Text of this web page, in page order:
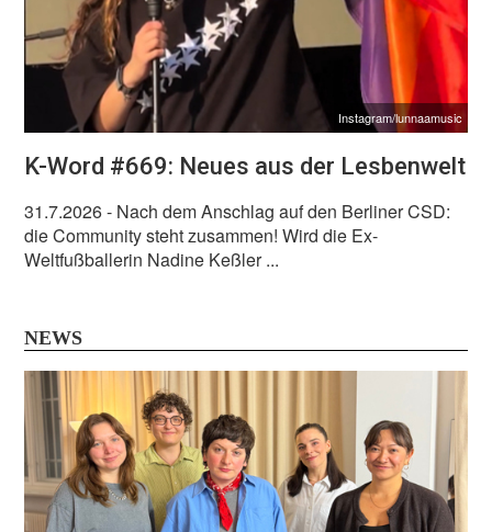
Instagram/lunnaamusic
K-Word #669: Neues aus der Lesbenwelt
31.7.2026- Nach dem Anschlag auf den Berliner CSD:
die Community steht zusammen! Wird die Ex-
Weltfußballerin Nadine Keßler ...
NEWS